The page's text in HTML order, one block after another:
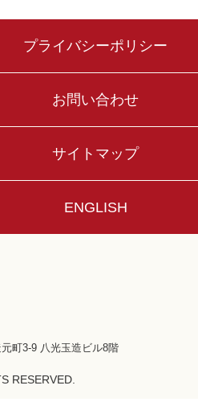
プライバシーポリシー
お問い合わせ
サイトマップ
ENGLISH
町3-9 八光玉造ビル8階
RESERVED.